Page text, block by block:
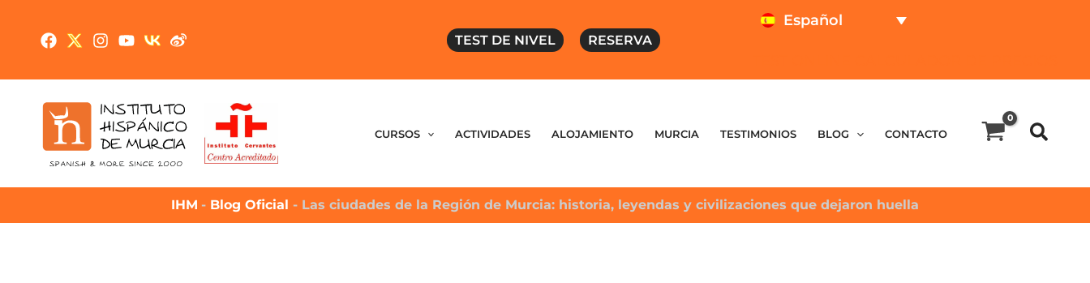
TEST DE NIVEL RESERVA
Español
CURSOS ACTIVIDADES ALOJAMIENTO MURCIA TESTIMONIOS BLOG CONTACTO
IHM - Blog Oficial - Las ciudades de la Región de Murcia: historia, leyendas y civilizaciones que dejaron huella